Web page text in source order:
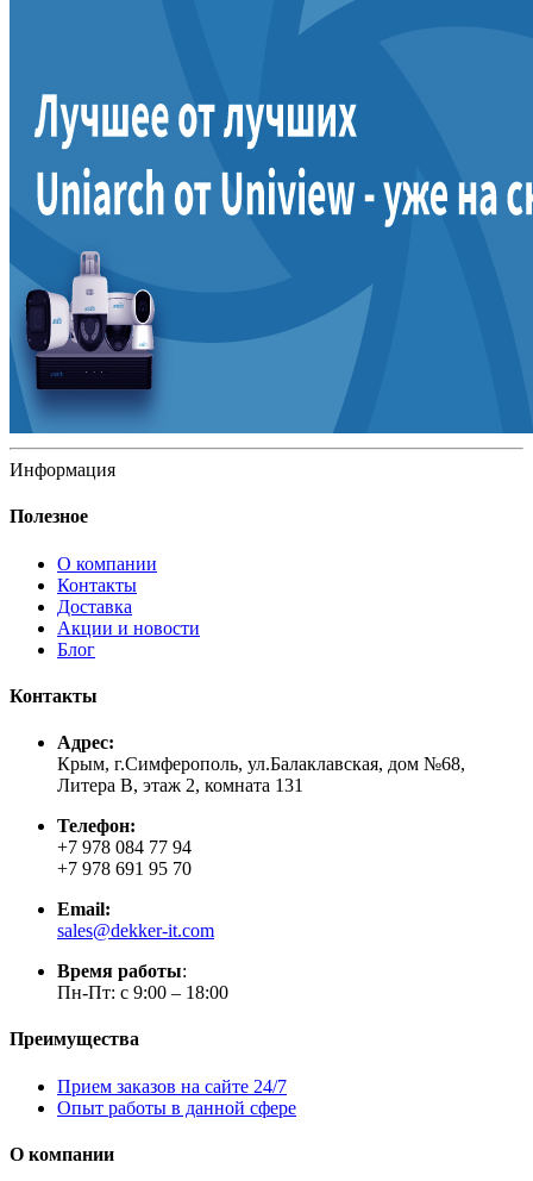
Информация
Полезное
О компании
Контакты
Доставка
Акции и новости
Блог
Контакты
Адрес:
Крым, г.Симферополь, ул.Балаклавская, дом №68,
Литера В, этаж 2, комната 131
Телефон:
+7 978 084 77 94
+7 978 691 95 70
Email:
sales@dekker-it.com
Время работы:
Пн-Пт: с 9:00 – 18:00
Преимущества
Прием заказов на сайте 24/7
Опыт работы в данной сфере
О компании